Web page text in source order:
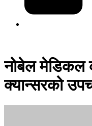
नोबेल मेडिकल
क्यान्सरको